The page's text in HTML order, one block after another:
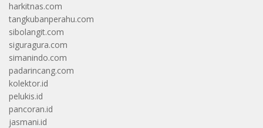
harkitnas.com
tangkubanperahu.com
sibolangit.com
siguragura.com
simanindo.com
padarincang.com
kolektor.id
pelukis.id
pancoran.id
jasmani.id